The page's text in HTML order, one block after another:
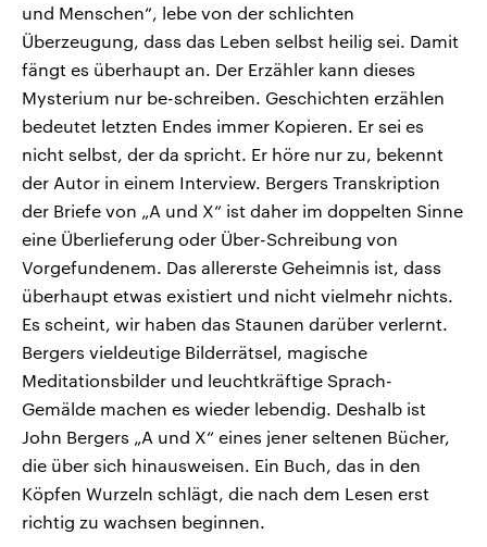
und Menschen“, lebe von der schlichten
Überzeugung, dass das Leben selbst heilig sei. Damit
fängt es überhaupt an. Der Erzähler kann dieses
Mysterium nur be-schreiben. Geschichten erzählen
bedeutet letzten Endes immer Kopieren. Er sei es
nicht selbst, der da spricht. Er höre nur zu, bekennt
der Autor in einem Interview. Bergers Transkription
der Briefe von „A und X“ ist daher im doppelten Sinne
eine Überlieferung oder Über-Schreibung von
Vorgefundenem. Das allererste Geheimnis ist, dass
überhaupt etwas existiert und nicht vielmehr nichts.
Es scheint, wir haben das Staunen darüber verlernt.
Bergers vieldeutige Bilderrätsel, magische
Meditationsbilder und leuchtkräftige Sprach-
Gemälde machen es wieder lebendig. Deshalb ist
John Bergers „A und X“ eines jener seltenen Bücher,
die über sich hinausweisen. Ein Buch, das in den
Köpfen Wurzeln schlägt, die nach dem Lesen erst
richtig zu wachsen beginnen.